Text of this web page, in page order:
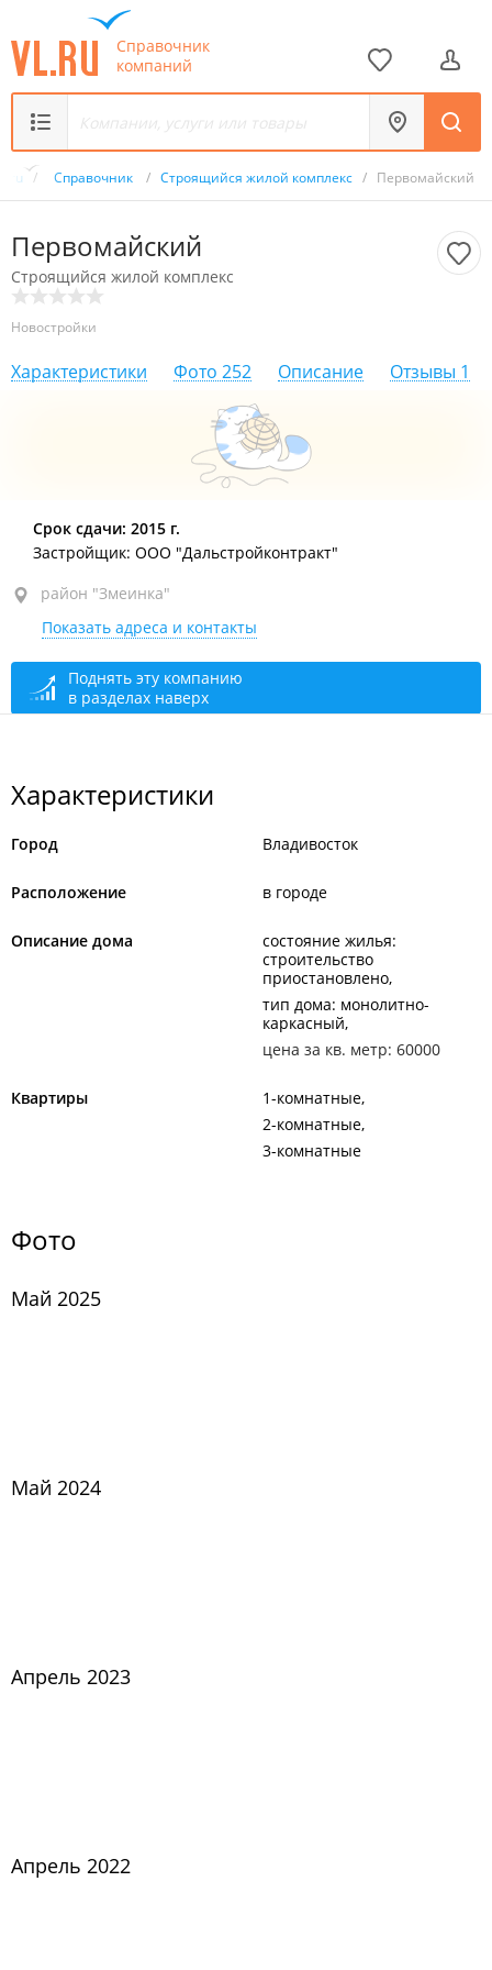
Справочник
компаний
/ Справочник / Строящийся жилой комплекс / Первомайский
Первомайский
Строящийся жилой комплекс
Новостройки
Характеристики Фото 252 Описание Отзывы 1
район "Змеинка", ул. Кипарисовая, 26
Срок сдачи: 2015 г.
Застройщик: ООО "Дальстройконтракт"
район "Змеинка"
Показать адреса и контакты
Поднять эту компанию
в разделах наверх
Характеристики
Город Владивосток
Расположение в городе
Описание дома
состояние жилья:
строительство
приостановлено
тип дома: монолитно-
каркасный
цена за кв. метр: 60000
Квартиры
1-комнатные
2-комнатные
3-комнатные
Фото
Май 2025
Май 2024
Апрель 2023
Апрель 2022